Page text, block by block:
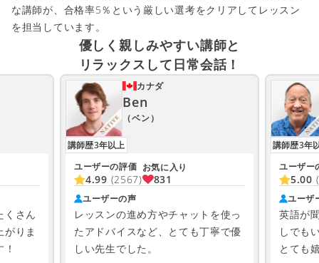
な講師が、合格率5％という厳しい選考をクリアしてレッスン
を担当しています。
優しく親しみやすい講師と
リラックスして日常会話！
くさん
りま
カナダ
Ben
（ベン）
講師歴3年以上
ユーザーの評価
4.99 (2567)
お気に入り
831
ユーザーの声
レッスンの進め方やチャットを使っ
たアドバイスなど、とても丁寧で優
しい先生でした。
講師歴3年
ユーザー
5.00
ユーザ
英語が
しでも
とても